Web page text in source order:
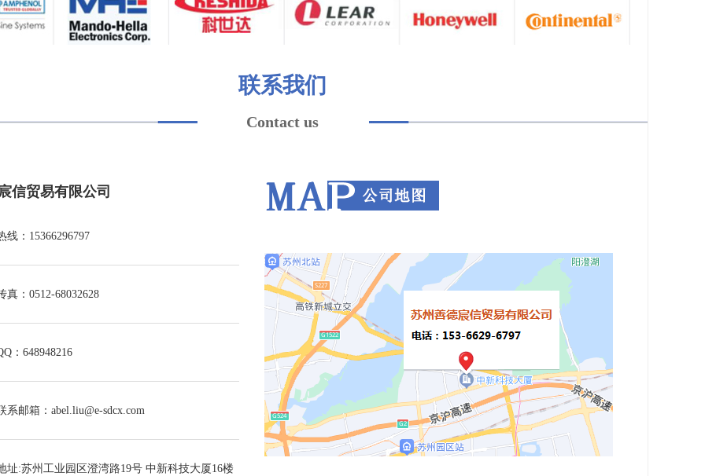
联系我们
Contact us
信贸易有限公司
线：15366296797
真：0512-68032628
：648948216
系邮箱：abel.liu@e-sdcx.com
址:苏州工业园区澄湾路19号 中新科技大厦16楼